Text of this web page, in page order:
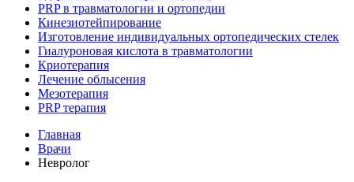
PRP в травматологии и ортопедии
Кинезиотейпирование
Изготовление индивидуальных ортопедических стелек
Гиалуроновая кислота в травматологии
Криотерапия
Лечение облысения
Мезотерапия
PRP терапия
Главная
Врачи
Невролог